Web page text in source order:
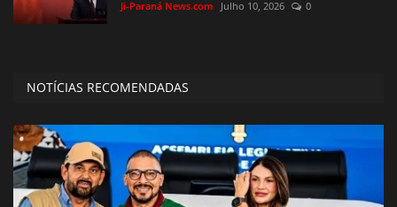
Ji-Paraná News.com Julho 10, 2026 0
NOTÍCIAS RECOMENDADAS